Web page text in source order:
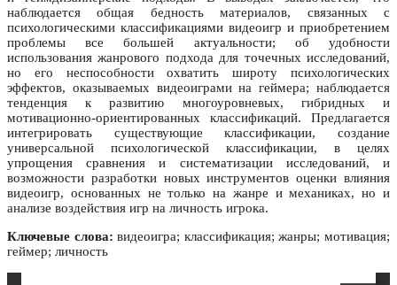
наблюдается общая бедность материалов, связанных с
психологическими классификациями видеоигр и приобретением
проблемы все большей актуальности; об удобности
использования жанрового подхода для точечных исследований,
но его неспособности охватить широту психологических
эффектов, оказываемых видеоиграми на геймера; наблюдается
тенденция к развитию многоуровневых, гибридных и
мотивационно-ориентированных классификаций. Предлагается
интегрировать существующие классификации, создание
универсальной психологической классификации, в целях
упрощения сравнения и систематизации исследований, и
возможности разработки новых инструментов оценки влияния
видеоигр, основанных не только на жанре и механиках, но и
анализе воздействия игр на личность игрока.
Ключевые слова: видеоигра; классификация; жанры; мотивация;
геймер; личность